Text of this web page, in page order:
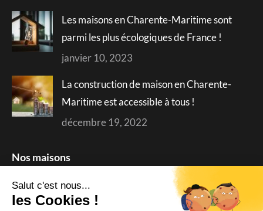
Les maisons en Charente-Maritime sont
parmi les plus écologiques de France !
janvier 10, 2023
La construction de maison en Charente-
Maritime est accessible à tous !
décembre 19, 2022
Nos maisons